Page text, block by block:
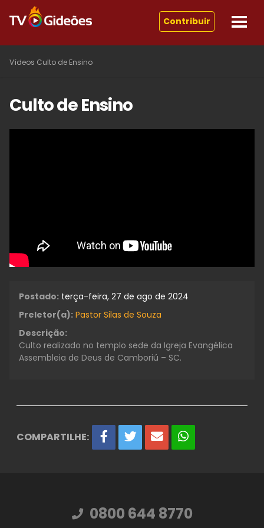
Contribuir
Vídeos Culto de Ensino
Culto de Ensino
Postado: terça-feira, 27 de ago de 2024
Preletor(a): Pastor Silas de Souza
Descrição:
Culto realizado no templo sede da Igreja Evangélica
Assembleia de Deus de Camboriú – SC.
COMPARTILHE:
0800 644 8770